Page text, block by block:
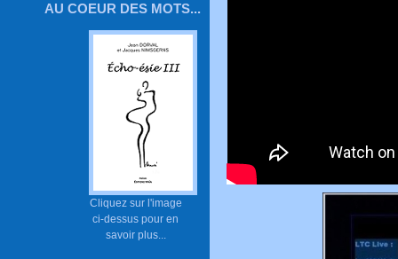
AU COEUR DES MOTS...
Cliquez sur l'image
ci-dessus pour en
savoir plus...